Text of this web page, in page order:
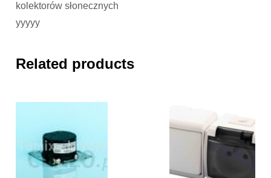
kolektorów słonecznych
yyyyy
Related products